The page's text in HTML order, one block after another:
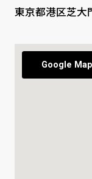
東京都港区芝
Google Map